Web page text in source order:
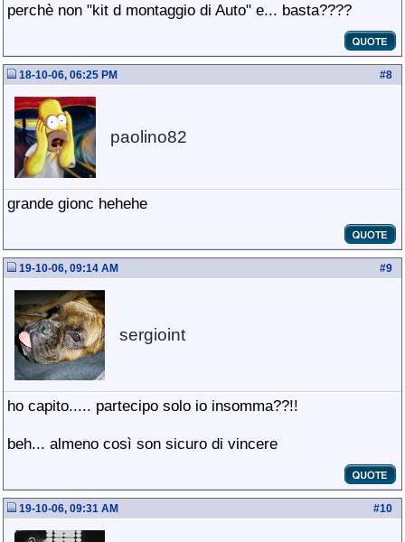
perchè non "kit d montaggio di Auto" e... basta????
#8
18-10-06, 06:25 PM
paolino82
grande gionc hehehe
#9
19-10-06, 09:14 AM
sergioint
ho capito..... partecipo solo io insomma??!!
beh... almeno così son sicuro di vincere
#10
19-10-06, 09:31 AM